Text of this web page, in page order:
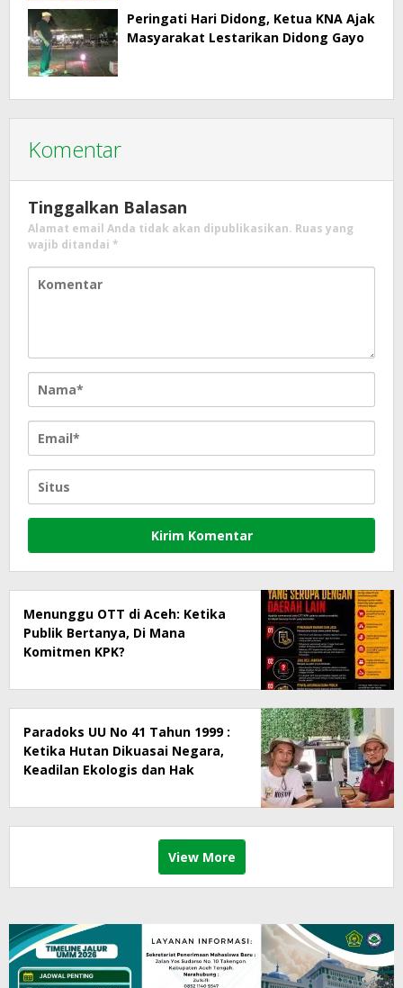
Peringati Hari Didong, Ketua KNA Ajak
Masyarakat Lestarikan Didong Gayo
Komentar
Tinggalkan Balasan
Alamat email Anda tidak akan dipublikasikan. Ruas yang
wajib ditandai *
Menunggu OTT di Aceh: Ketika
Publik Bertanya, Di Mana
Komitmen KPK?
Paradoks UU No 41 Tahun 1999 :
Ketika Hutan Dikuasai Negara,
Keadilan Ekologis dan Hak
View More